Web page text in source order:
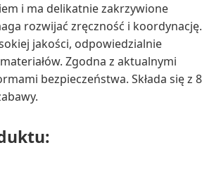
i ma delikatnie zakrzywione
rozwijać zręczność i koordynację.
jakości, odpowiedzialnie
Zgodna z aktualnymi
bezpieczeństwa. Składa się z 8